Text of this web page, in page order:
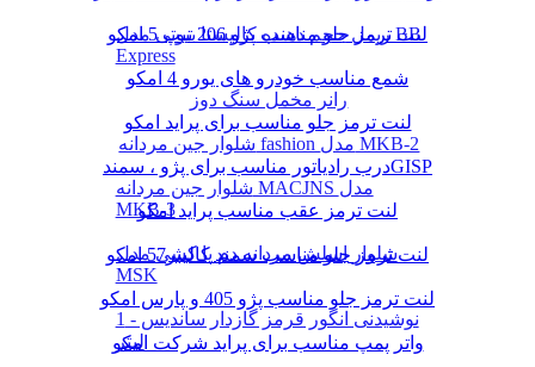
ریمل حجم دهنده کالیستا بیوتی مدل BB
Express
رانر مخمل سنگ دوز
شلوار جین مردانه fashion مدل MKB-2
شلوار جین مردانه MACJNS مدل
MKB-3
شلوار اسلش مردانه دم پا کشی مدل
MSK
نوشیدنی انگور قرمز گازدار ساندیس - 1
لیتر
لنت ترمز جلو مناسب پژو 206 تیپ 5 امکو
شمع مناسب خودرو های یورو 4 امکو
لنت ترمز جلو مناسب برای پراید امکو
درب رادیاتور مناسب برای پژو ، سمندGISP
لنت ترمز عقب مناسب پراید امکو
لنت ترمز جلو مناسب سمند کالیبر57 امکو
لنت ترمز جلو مناسب پژو 405 و پارس امکو
واتر پمپ مناسب برای پراید شرکت امکو